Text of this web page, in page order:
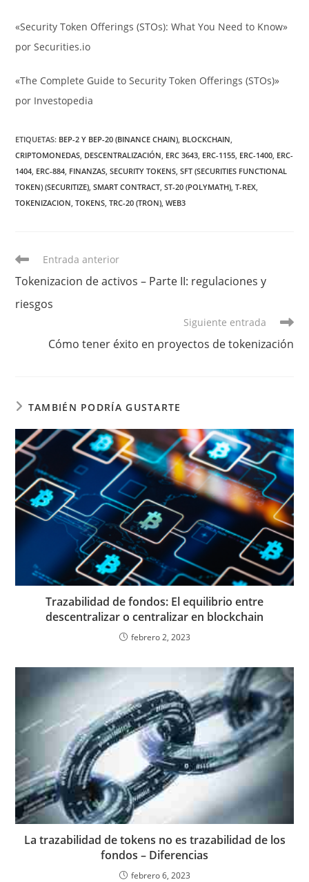
«Security Token Offerings (STOs): What You Need to Know»
por Securities.io
«The Complete Guide to Security Token Offerings (STOs)»
por Investopedia
ETIQUETAS: BEP-2 Y BEP-20 (BINANCE CHAIN) BLOCKCHAIN
CRIPTOMONEDAS DESCENTRALIZACIÓN ERC 3643 ERC-1155 ERC-1400 ERC-
1404 ERC-884 FINANZAS SECURITY TOKENS SFT (SECURITIES FUNCTIONAL
TOKEN) (SECURITIZE) SMART CONTRACT ST-20 (POLYMATH) T-REX
TOKENIZACION TOKENS TRC-20 (TRON) WEB3
Leer
artículos
Entrada anterior
Tokenizacion de activos – Parte II: regulaciones y
riesgos
Siguiente entrada
Cómo tener éxito en proyectos de tokenización
TAMBIÉN PODRÍA GUSTARTE
Trazabilidad de fondos: El equilibrio entre
descentralizar o centralizar en blockchain
febrero 2, 2023
La trazabilidad de tokens no es trazabilidad de los
fondos – Diferencias
febrero 6, 2023